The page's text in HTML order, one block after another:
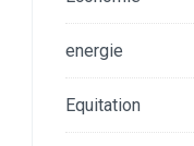
energie
Equitation